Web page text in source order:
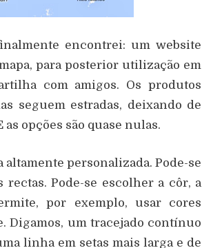
encontrei: um website
para posterior utilização em
com amigos. Os produtos
seguem estradas, deixando de
opções são quase nulas.
personalizada. Pode-se
Pode-se escolher a côr, a
por exemplo, usar cores
Digamos, um tracejado contínuo
linha em setas mais larga e de